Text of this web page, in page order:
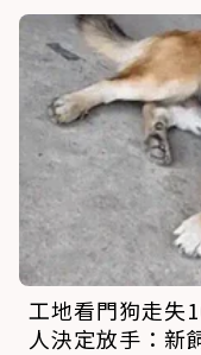
工地看門狗走失
人決定放手：新